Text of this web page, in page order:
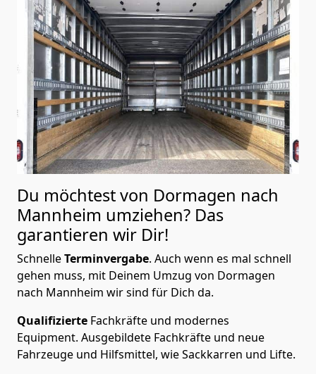
Du möchtest von Dormagen nach
Mannheim umziehen? Das
garantieren wir Dir!
SchnelleTerminvergabe. Auch wenn es mal schnell
gehen muss, mit Deinem Umzug von Dormagen
nach Mannheim wir sind für Dich da.
Qualifizierte Fachkräfte und modernes
Equipment. Ausgebildete Fachkräfte und neue
Fahrzeuge und Hilfsmittel, wie Sackkarren und Lifte.